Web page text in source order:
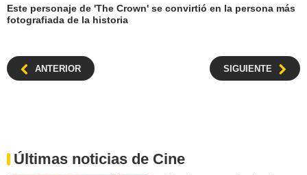
Este personaje de 'The Crown' se convirtió en la persona más
fotografiada de la historia
ANTERIOR SIGUIENTE
Últimas noticias de Cine